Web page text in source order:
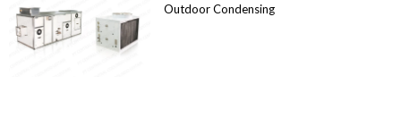
Outdoor Condensing